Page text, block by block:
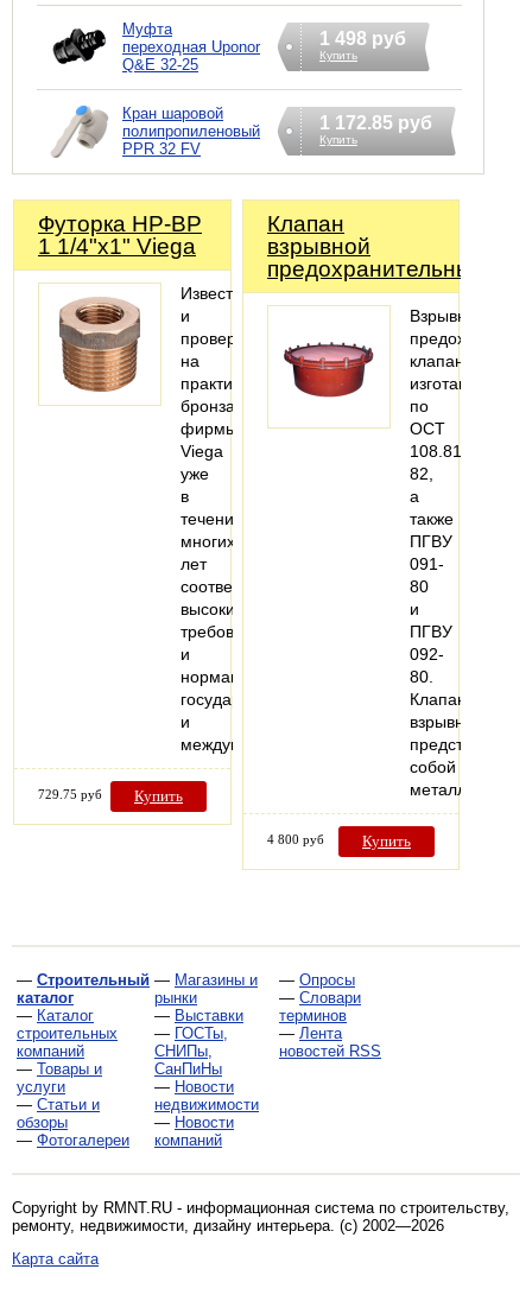
Муфта
переходная Uponor
Q&E 32-25
1 498 руб
Купить
Кран шаровой
полипропиленовый
PPR 32 FV
1 172.85 руб
Купить
Футорка НР-ВР
1 1/4"х1" Viega
Известная
и
проверенная
на
практике
бронза
фирмы
Viega
уже
в
течение
многих
лет
соответствует
высоким
требованиям
и
нормам
государственных
и
международных…
729.75 руб Купить
Клапан
взрывной
предохранительный
Взрывной
клапан
по
ОСТ
108.812.03-
82,
а
также
ПГВУ
091-
80
и
ПГВУ
092-
80.
Клапан
взрывной
представляет
собой
4 800 руб Купить
— Строительный
каталог
— Каталог
строительных
компаний
— Товары и
услуги
— Статьи и
обзоры
— Фотогалереи
— Магазины и
рынки
— Выставки
— ГОСТы,
СНИПы,
СанПиНы
— Новости
недвижимости
— Новости
компаний
— Опросы
— Словари
терминов
— Лента
новостей RSS
Copyright by RMNT.RU - информационная система по строительству,
ремонту, недвижимости, дизайну интерьера . (c) 2002—2026
Карта сайта